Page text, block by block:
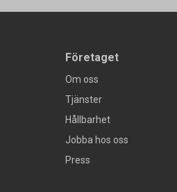
Företaget
Om oss
Tjänster
Hållbarhet
Jobba hos oss
Press